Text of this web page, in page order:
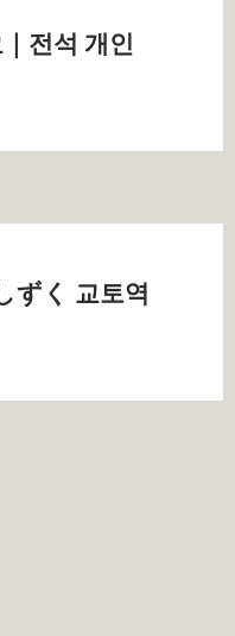
전석 개인
ずく 교토역